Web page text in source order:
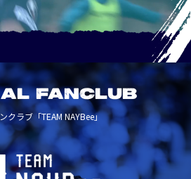
FANCLUB
クラブ「TEAM NAYBee」